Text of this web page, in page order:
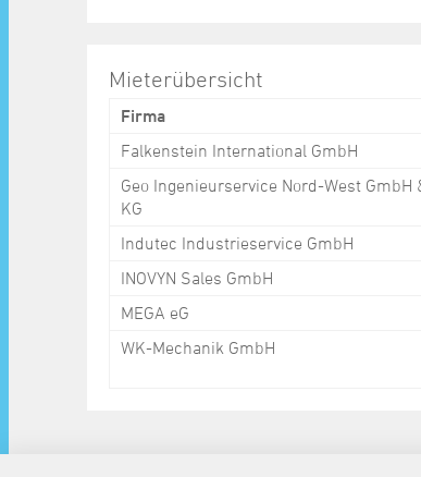
Mieterübersicht
Firma
Falkenstein International GmbH
Geo Ingenieurservice Nord-West GmbH
KG
Indutec Industrieservice GmbH
INOVYN Sales GmbH
MEGA eG
WK-Mechanik GmbH